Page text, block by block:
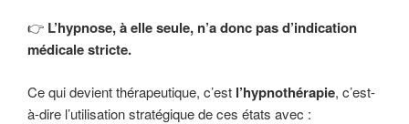
👉 L’hypnose, à elle seule, n’a donc pas d’indication
médicale stricte.
Ce qui devient thérapeutique, c’est l’hypnothérapie, c’est-
à-dire l’utilisation stratégique de ces états avec :